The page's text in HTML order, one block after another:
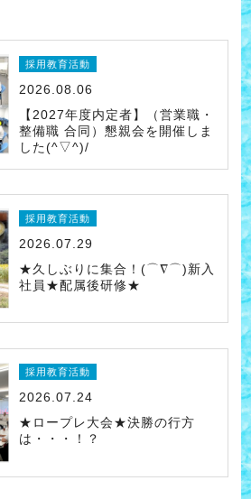
採用教育活動
2026.08.06
【2027年度内定者】（営業職・
整備職 合同）懇親会を開催しま
した(^▽^)/
採用教育活動
2026.07.29
★久しぶりに集合！(⌒∇⌒)新入
社員★配属後研修★
採用教育活動
2026.07.24
★ロープレ大会★決勝の行方
は・・・！？